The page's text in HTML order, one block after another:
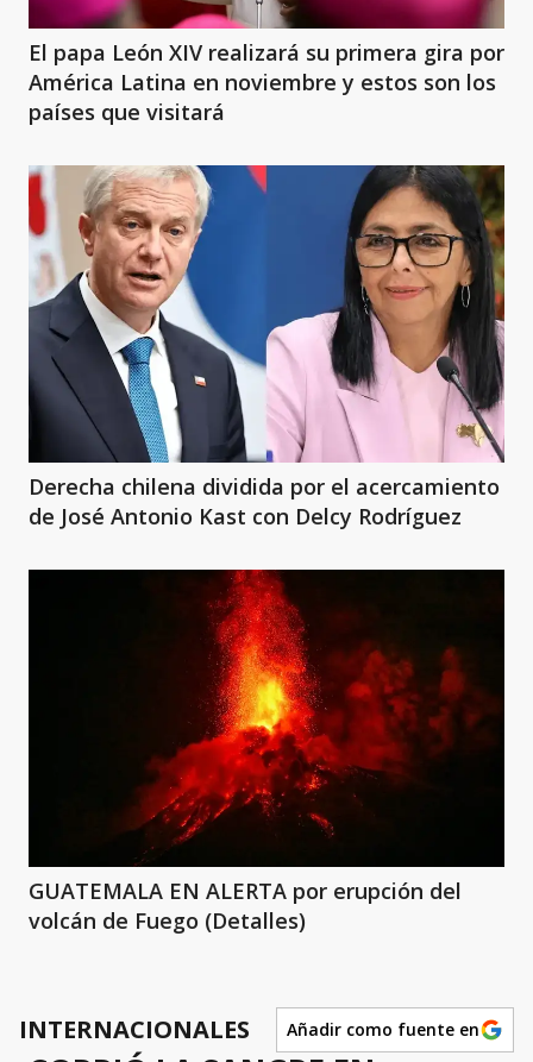
El papa León XIV realizará su primera gira por
América Latina en noviembre y estos son los
países que visitará
Derecha chilena dividida por el acercamiento
de José Antonio Kast con Delcy Rodríguez
GUATEMALA EN ALERTA por erupción del
volcán de Fuego (Detalles)
INTERNACIONALES Añadir como fuente en